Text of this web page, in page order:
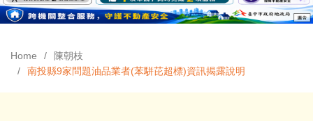
Home
陳朝枝
南投縣9家問題油品業者(苯駢芘超標)資訊揭露說明